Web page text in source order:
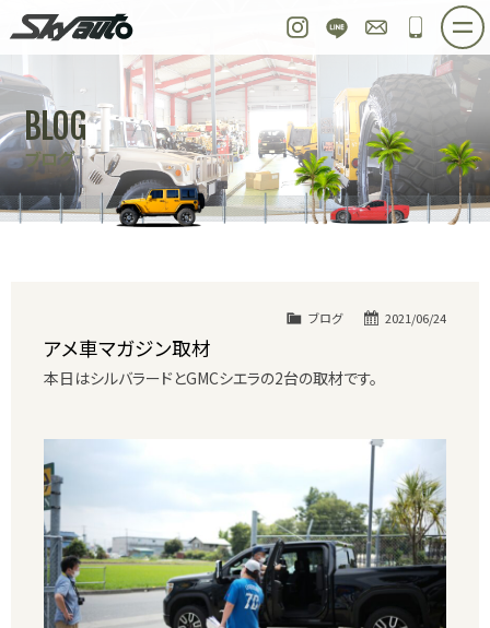
Instagram
LINE お問い合わせ
048-
ホーム 在庫車情報 ご購入プラン
整備作業実例 パーツ販売 買取＆オーダー
店舗紹介 工場紹介 会社概要
スタッフ紹介 求人情報 公式ブログ
BLOG
ブログ
2021/06/24
ブログ
アメ車マガジン取材
本日はシルバラードとGMCシエラの2台の取材です。